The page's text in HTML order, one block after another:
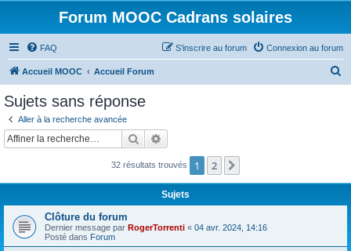
Forum MOOC Cadrans solaires
FAQ Connexion au forum
S’inscrire au forum
Accueil MOOC Accueil Forum
c
Sujets sans réponse
Aller à la recherche avancée
Rechercher
32 résultats trouvés 1 2
Sujets
Clôture du forum
Dernier message par RogerTorrenti « 04 avr. 2024, 14:16
Posté dans Forum